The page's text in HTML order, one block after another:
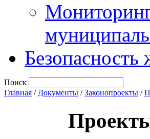
Мониторинг
Безопасность
Поиск
Главная / Документы /Законопроекты /